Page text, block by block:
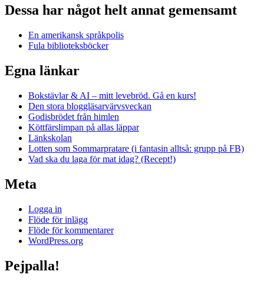
Dessa har något helt annat gemensamt
En amerikansk språkpolis
Fula biblioteksböcker
Egna länkar
Bokstävlar & AI – mitt levebröd. Gå en kurs!
Den stora bloggläsarvärvsveckan
Godisbrödet från himlen
Köttfärslimpan på allas läppar
Länkskolan
Lotten som Sommarpratare (i fantasin alltså: grupp på FB)
Vad ska du laga för mat idag? (Recept!)
Meta
Logga in
Flöde för inlägg
Flöde för kommentarer
WordPress.org
Pejpalla!